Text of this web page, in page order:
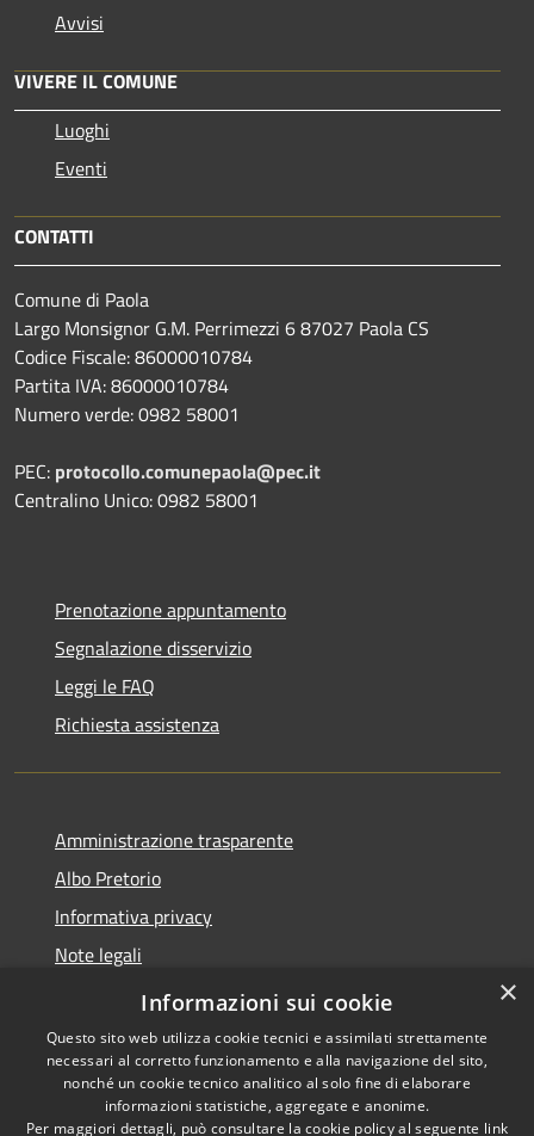
Avvisi
VIVERE IL COMUNE
Luoghi
Eventi
CONTATTI
Comune di Paola
Largo Monsignor G.M. Perrimezzi 6 87027 Paola CS
Codice Fiscale: 86000010784
Partita IVA: 86000010784
Numero verde: 0982 58001
PEC: protocollo.comunepaola@pec.it
Centralino Unico: 0982 58001
Prenotazione appuntamento
Segnalazione disservizio
Leggi le FAQ
Richiesta assistenza
Amministrazione trasparente
Albo Pretorio
Informativa privacy
Note legali
Dichiarazione di accessibilità
Copyright © 2026 • Comune di
×
Informazioni sui cookie
Questo sito web utilizza cookie tecnici e assimilati strettamente
necessari al corretto funzionamento e alla navigazione del sito,
nonché un cookie tecnico analitico al solo fine di elaborare
informazioni statistiche, aggregate e anonime.
Per maggiori dettagli, può consultare la cookie policy al seguente link